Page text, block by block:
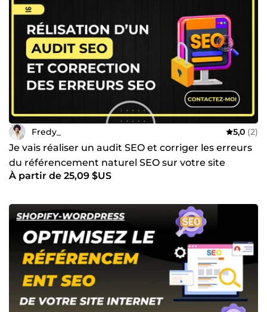
Fredy_ 5,0 (2)
Je vais réaliser un audit SEO et corriger les erreurs
du référencement naturel SEO sur votre site
À partir de 25,09 $US